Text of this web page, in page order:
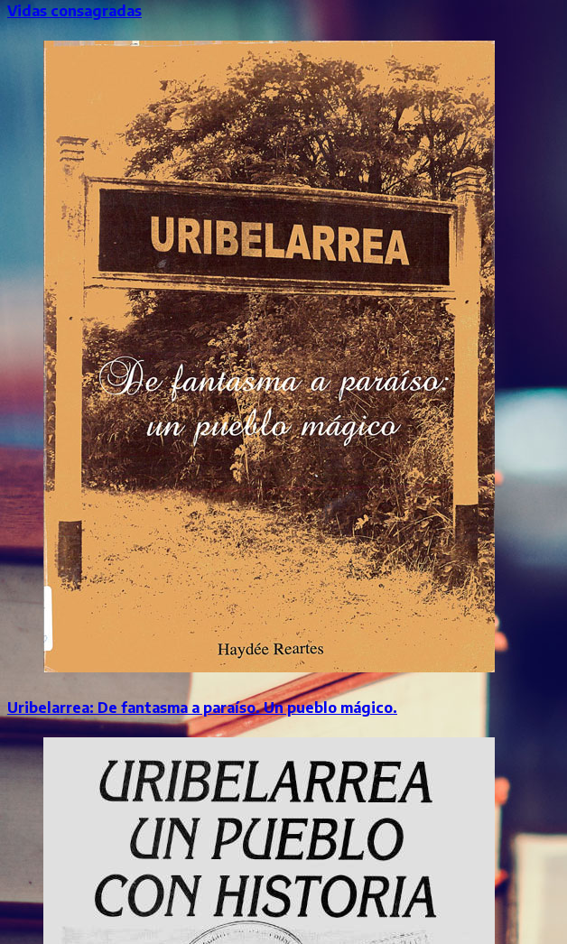
Vidas consagradas
Uribelarrea: De fantasma a paraíso. Un pueblo mágico.